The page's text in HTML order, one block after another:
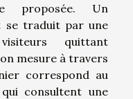
proposée. Un
se traduit par une
quittant
mesure à travers
correspond au
consultent une